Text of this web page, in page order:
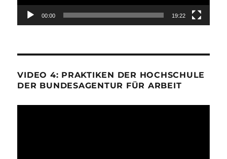
00:00 19:22
VIDEO 4: PRAKTIKEN DER HOCHSCHULE
DER BUNDESAGENTUR FÜR ARBEIT